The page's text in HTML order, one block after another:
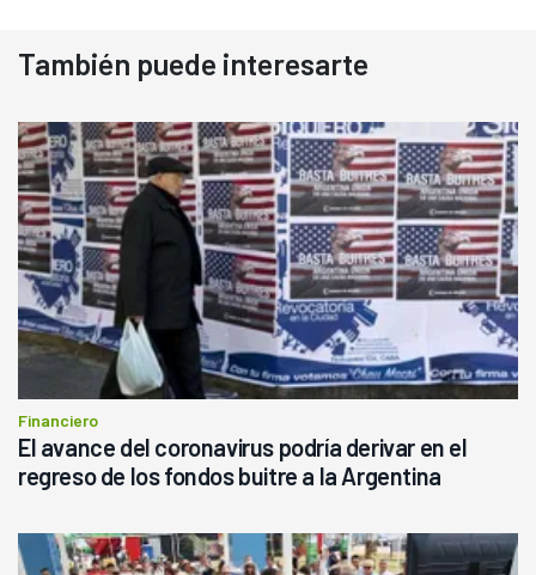
También puede interesarte
Financiero
El avance del coronavirus podría derivar en el
regreso de los fondos buitre a la Argentina